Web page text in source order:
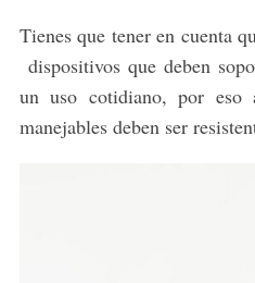
Tienes que tener en cuenta
dispositivos que deben
un uso cotidiano, por
manejables deben ser